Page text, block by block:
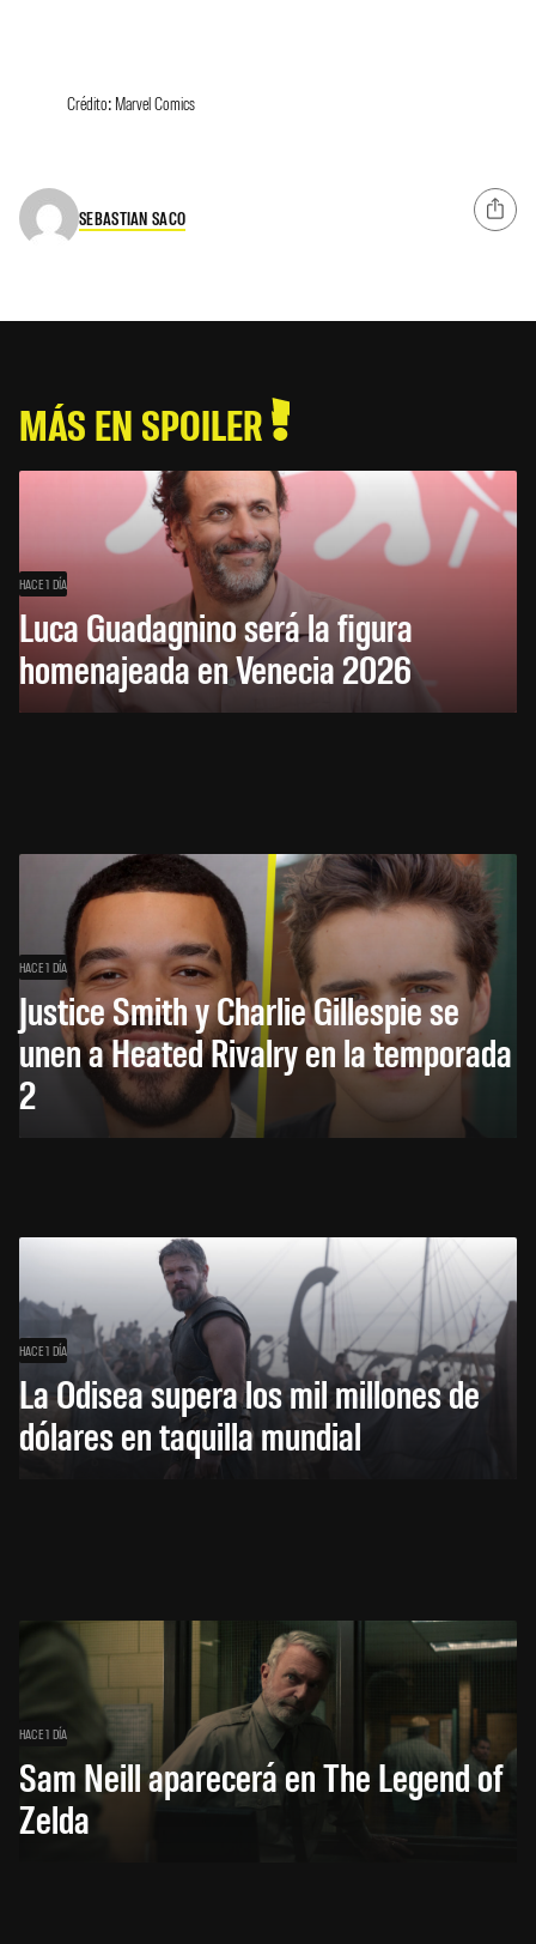
Crédito: Marvel Comics
SEBASTIAN SACO
MÁS EN SPOILER
HACE 1 DÍA
Luca Guadagnino será la figura
homenajeada en Venecia 2026
HACE 1 DÍA
Justice Smith y Charlie Gillespie se
unen a Heated Rivalry en la temporada
2
HACE 1 DÍA
La Odisea supera los mil millones de
dólares en taquilla mundial
HACE 1 DÍA
Sam Neill aparecerá en The Legend of
Zelda